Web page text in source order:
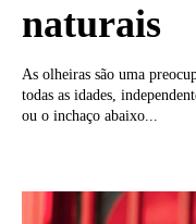
naturais
As olheiras são uma
todas as idades,
ou o inchaço abaixo...